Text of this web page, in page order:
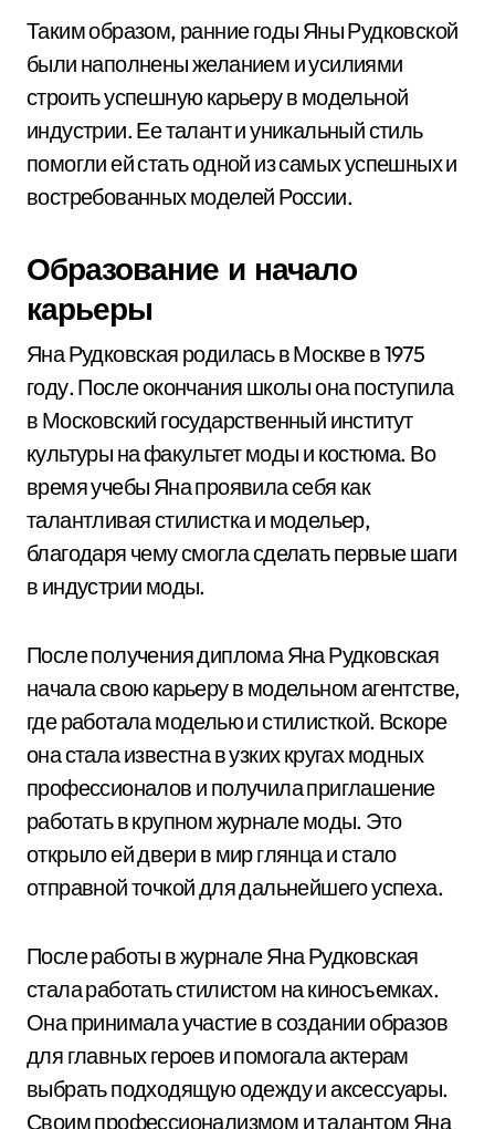
Таким образом, ранние годы Яны Рудковской
были наполнены желанием и усилиями
строить успешную карьеру в модельной
индустрии. Ее талант и уникальный стиль
помогли ей стать одной из самых успешных и
востребованных моделей России.
Образование и начало
карьеры
Яна Рудковская родилась в Москве в 1975
году. После окончания школы она поступила
в Московский государственный институт
культуры на факультет моды и костюма. Во
время учебы Яна проявила себя как
талантливая стилистка и модельер,
благодаря чему смогла сделать первые шаги
в индустрии моды.
После получения диплома Яна Рудковская
начала свою карьеру в модельном агентстве,
где работала моделью и стилисткой. Вскоре
она стала известна в узких кругах модных
профессионалов и получила приглашение
работать в крупном журнале моды. Это
открыло ей двери в мир глянца и стало
отправной точкой для дальнейшего успеха.
После работы в журнале Яна Рудковская
стала работать стилистом на киносъемках.
Она принимала участие в создании образов
для главных героев и помогала актерам
выбрать подходящую одежду и аксессуары.
Своим профессионализмом и талантом Яна